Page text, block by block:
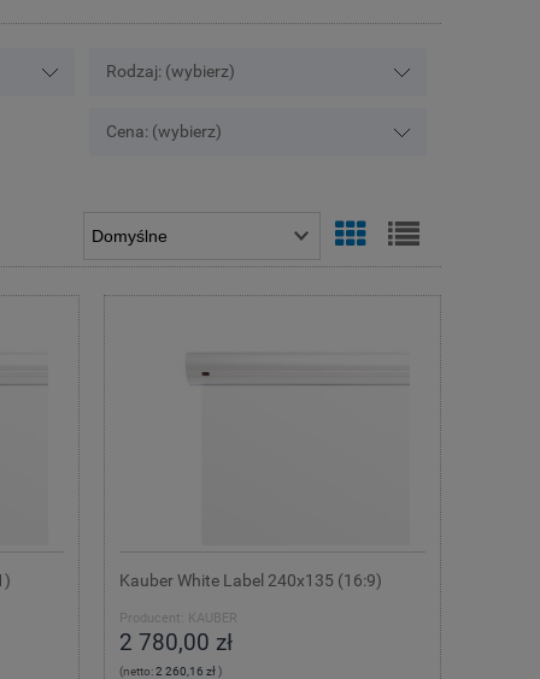
Rodzaj: (wybierz)
Cena: (wybierz)
Kauber White Label 240x135 (16:9)
Producent: KAUBER
2 780,00 zł
(netto:2 260,16 zł)